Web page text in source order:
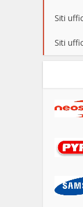
Siti
Siti